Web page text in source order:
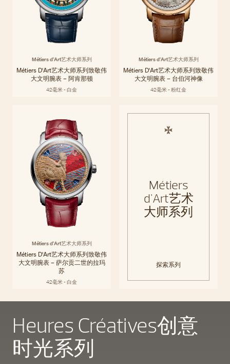
Métiers d'Art艺术大师系列
Métiers D'Art艺术大师系列致敬伟
大文明腕表 – 阿肯那顿
42毫米 - 白金
Métiers d'Art艺术大师系列
Métiers D'Art艺术大师系列致敬伟
大文明腕表 – 台伯河神像
42毫米 - 粉红金
Métiers d'Art艺术大师系列
Métiers D'Art艺术大师系列致敬伟
大文明腕表 – 萨尔贡二世的拉玛
苏
42毫米 - 白金
Métiers
d'Art艺术
大师系列
探索系列
Heures Créatives创意
时光系列